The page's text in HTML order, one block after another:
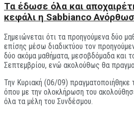
Τα έδωσε όλα και
κεφάλι η Sabbianco
Σημειώνεται ότι τα προηγούμενα δύο
επίσης μέσω διαδικτύου τον
δύο ακόμα μαθήματα, μεσοβδόμαδα και
Σεπτεμβρίου, ενώ ακολούθως θα
Την Κυριακή (06/09) πραγματοποιήθηκε
όπου με την ολοκλήρωση του
όλα τα μέλη του Συνδέσμου.